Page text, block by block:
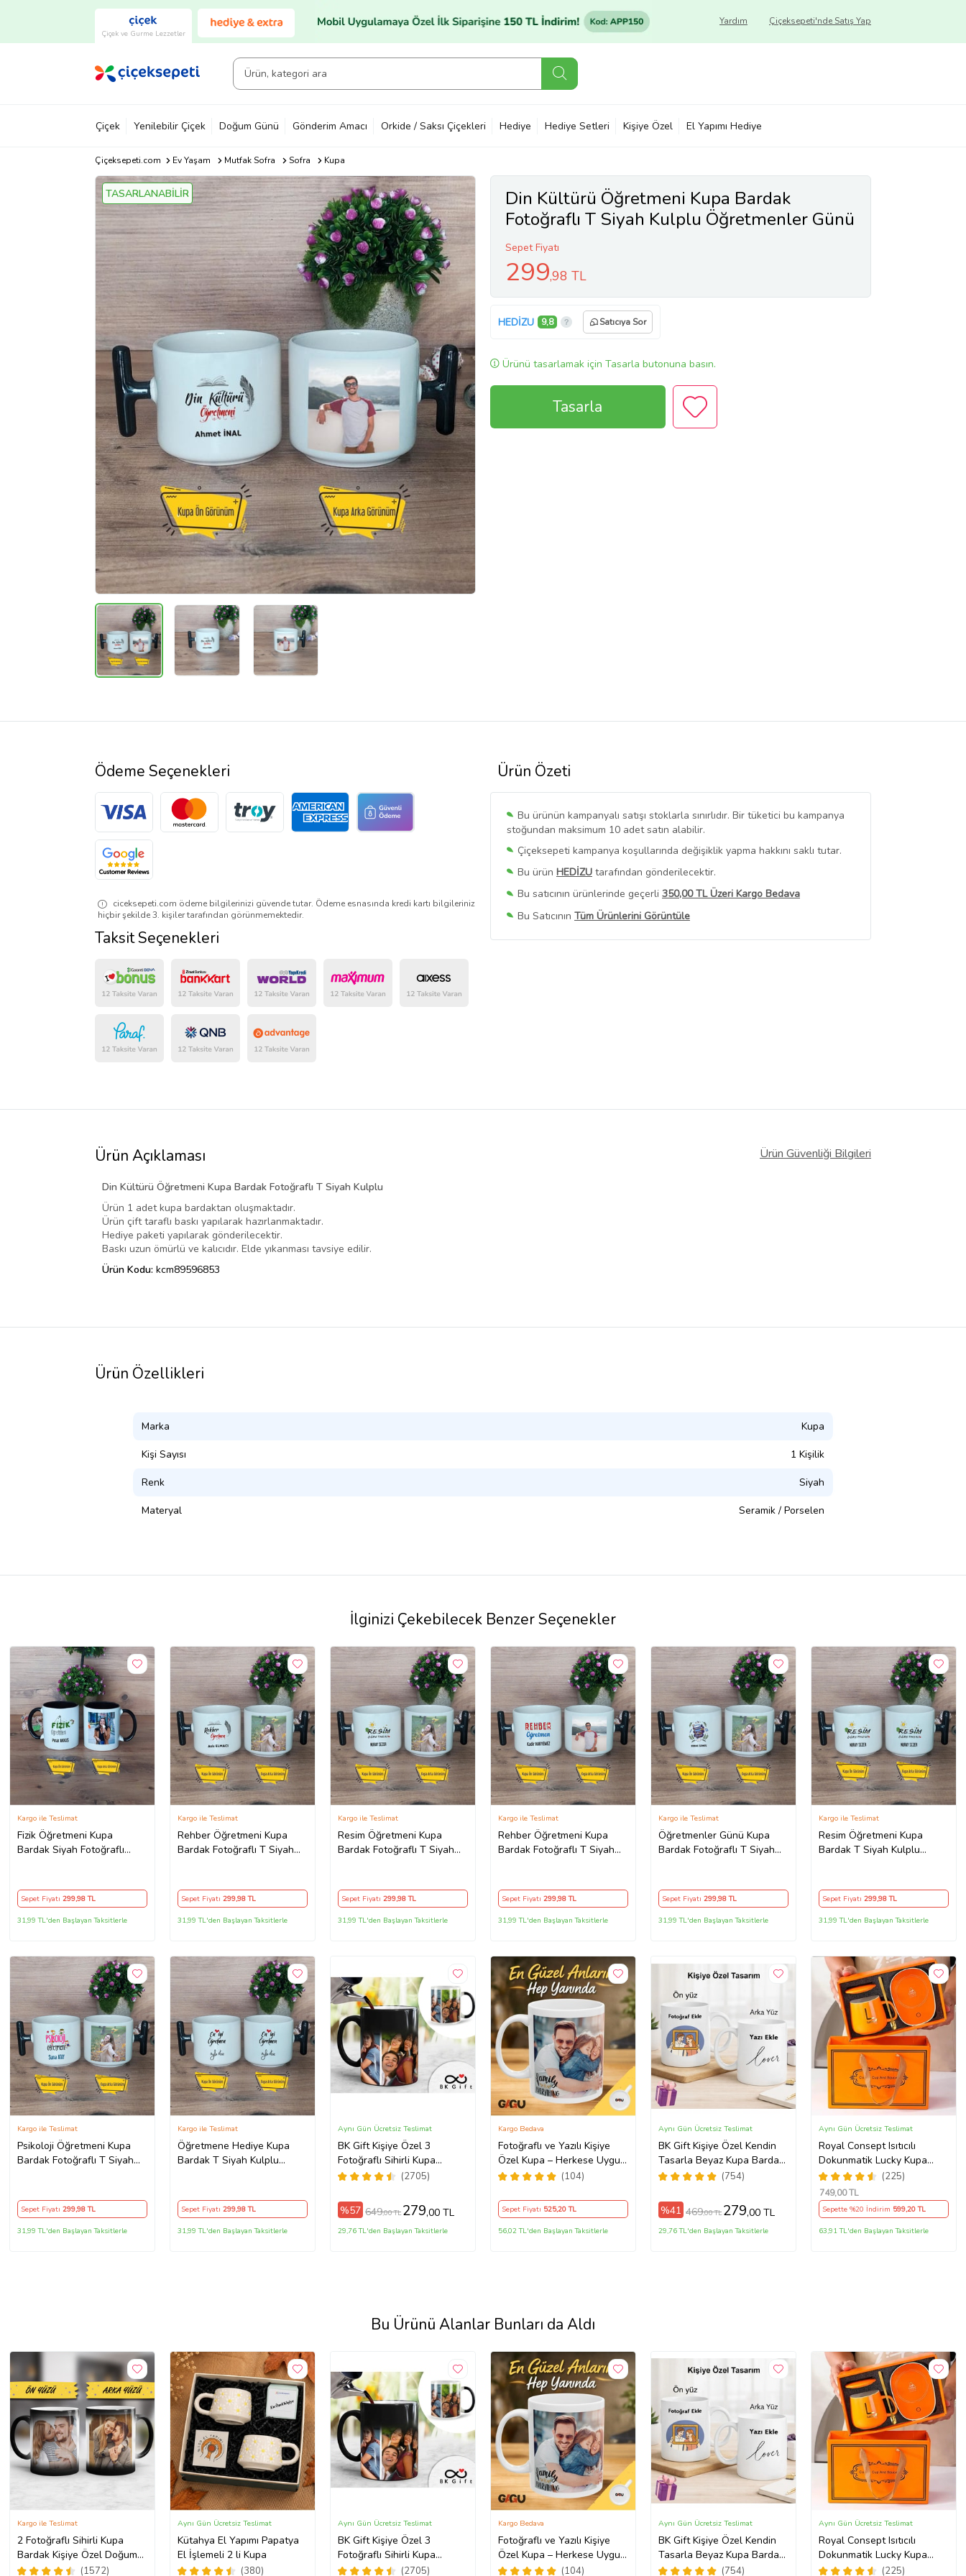
Çiçek ve Gurme Lezzetler
Çiçeksepeti'nde Satış Yap
Yardım
Çiçek Yenilebilir Çiçek Doğum Günü Gönderim Amacı Orkide / Saksı Çiçekleri Hediye Hediye Setleri Kişiye Özel El Yapımı Hediye
Çiçeksepeti.com Ev Yaşam Mutfak Sofra Sofra Kupa
TASARLANABİLİR
Din Kültürü Öğretmeni Kupa Bardak
Fotoğraflı T Siyah Kulplu Öğretmenler Günü
Hediyesi Din Kültürü Öğretmeni ne Hediye
Sepet Fiyatı
299,98 TL
HEDİZU 9,8 Satıcıya Sor
Ürünü tasarlamak için Tasarla butonuna basın.
Tasarla
Ürün Özeti
Bu ürünün kampanyalı satışı stoklarla sınırlıdır. Bir tüketici bu kampanya
stoğundan maksimum 10 adet satın alabilir.
Çiçeksepeti kampanya koşullarında değişiklik yapma hakkını saklı tutar.
Bu ürün HEDİZU tarafından gönderilecektir.
Bu satıcının ürünlerinde geçerli 350,00 TL Üzeri Kargo Bedava
Bu Satıcının Tüm Ürünlerini Görüntüle
Ürün sayfasında gördüğünüz fiyat bilgileri, satıcı tarafından
Ödeme Seçenekleri
ciceksepeti.com ödeme bilgilerinizi güvende tutar. Ödeme esnasında kredi kartı bilgileriniz
hiçbir şekilde 3. kişiler tarafından görünmemektedir.
Taksit Seçenekleri
Ürün Açıklaması Ürün Güvenliği Bilgileri
Din Kültürü Öğretmeni Kupa Bardak Fotoğraflı T Siyah Kulplu
Ürün 1 adet kupa bardaktan oluşmaktadır.
Ürün çift taraflı baskı yapılarak hazırlanmaktadır.
Hediye paketi yapılarak gönderilecektir.
Baskı uzun ömürlü ve kalıcıdır. Elde yıkanması tavsiye edilir.
Ürün Kodu: kcm89596853
Ürün Özellikleri
Marka Kupa
Kişi Sayısı 1 Kişilik
Renk Siyah
Materyal Seramik / Porselen
İlginizi Çekebilecek Benzer Seçenekler
Fizik Öğretmeni Kupa
Bardak Siyah Fotoğraflı
Kargo ile Teslimat
Sepet Fiyatı 299,98 TL
31,99 TL'den Başlayan Taksitlerle
Rehber Öğretmeni Kupa
Bardak Fotoğraflı T Siyah
Öğretmenine Hediye
Kargo ile Teslimat
Sepet Fiyatı 299,98 TL
31,99 TL'den Başlayan Taksitlerle
Resim Öğretmeni Kupa
Bardak Fotoğraflı T Siyah
Kargo ile Teslimat
Sepet Fiyatı 299,98 TL
31,99 TL'den Başlayan Taksitlerle
Rehber Öğretmeni Kupa
Bardak Fotoğraflı T Siyah
Kargo ile Teslimat
Sepet Fiyatı 299,98 TL
31,99 TL'den Başlayan Taksitlerle
Öğretmenler Günü Kupa
Bardak Fotoğraflı T Siyah
Kargo ile Teslimat
Sepet Fiyatı299,98 TL
31,99 TL'den Başlayan Taksitlerle
Resim Öğretmeni Kupa
Bardak T Siyah Kulplu
Kargo ile Teslimat
Sepet Fiyatı299,98 TL
31,99 TL'den Başlayan Taksitlerle
Psikoloji Öğretmeni Kupa
Bardak Fotoğraflı T Siyah
Kargo ile Teslimat
Sepet Fiyatı 299,98 TL
31,99 TL'den Başlayan Taksitlerle
Öğretmene Hediye Kupa
Bardak T Siyah Kulplu
Kargo ile Teslimat
Sepet Fiyatı 299,98 TL
31,99 TL'den Başlayan Taksitlerle
BK Gift Kişiye Özel 3
Fotoğraflı Sihirli Kupa
Bardak, Arkadaşa Hediye,
(2705)
Aynı Gün Ücretsiz Teslimat
%57 649,00 TL 279,00 TL
29,76 TL'den Başlayan Taksitlerle
Fotoğraflı ve Yazılı Kişiye
Özel Kupa – Herkese Uygun
Anlamlı Hediye Porselen(104)
Kargo Bedava
Sepet Fiyatı 525,20 TL
56,02 TL'den Başlayan Taksitlerle
BK Gift Kişiye Özel Kendin
Tasarla Beyaz Kupa Bardak,
Sevgiliye Hediye, Arkadaşa
Hediyesi
(754)
Aynı Gün Ücretsiz Teslimat
%41 469,00 TL 279,00 TL
29,76 TL'den Başlayan Taksitlerle
Royal Consept Isıtıcılı
Dokunmatik Lucky Kupa
Bardak Seti
(225)
Aynı Gün Ücretsiz Teslimat
749,00 TL
Sepette %20 İndirim 599,20 TL
63,91 TL'den Başlayan Taksitlerle
Bu Ürünü Alanlar Bunları da Aldı
2 Fotoğraflı Sihirli Kupa
Bardak Kişiye Özel Doğum
Günü Hediyesi Sevgiliye
(1572)
Kargo ile Teslimat
Kütahya El Yapımı Papatya
El İşlemeli 2 li Kupa
(380)
Aynı Gün Ücretsiz Teslimat
BK Gift Kişiye Özel 3
Fotoğraflı Sihirli Kupa
Bardak, Arkadaşa Hediye,
(2705)
Aynı Gün Ücretsiz Teslimat
Fotoğraflı ve Yazılı Kişiye
Özel Kupa – Herkese Uygun
Anlamlı Hediye Porselen(104)
Kargo Bedava
BK Gift Kişiye Özel Kendin
Tasarla Beyaz Kupa Bardak,
Sevgiliye Hediye, Arkadaşa
(754)
Aynı Gün Ücretsiz Teslimat
Royal Consept Isıtıcılı
Dokunmatik Lucky Kupa
Bardak Seti
(225)
Aynı Gün Ücretsiz Teslimat